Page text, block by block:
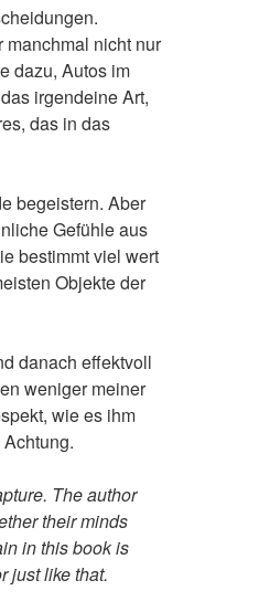
nicht nur
dazu, Autos im
irgendeine Art,
das in das
begeistern. Aber
Gefühle aus
bestimmt viel wert
Objekte der
danach effektvoll
weniger meiner
wie es ihm
The author
their minds
in this book is
just like that.